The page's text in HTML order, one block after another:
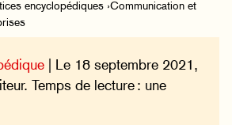
encyclopédiques ›Communication et
| Le 18 septembre 2021,
Temps de lecture : une